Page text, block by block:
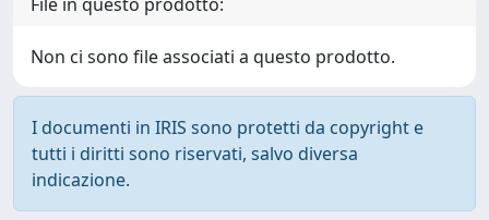
Non ci sono file associati a questo prodotto.
I documenti in IRIS sono protetti da copyright e
tutti i diritti sono riservati, salvo diversa
indicazione.